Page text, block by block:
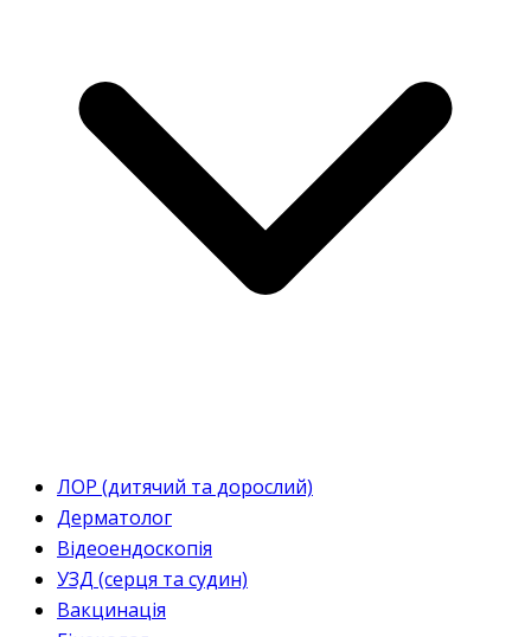
ЛОР (дитячий та дорослий)
Дерматолог
Відеоендоскопія
УЗД (серця та судин)
Вакцинація